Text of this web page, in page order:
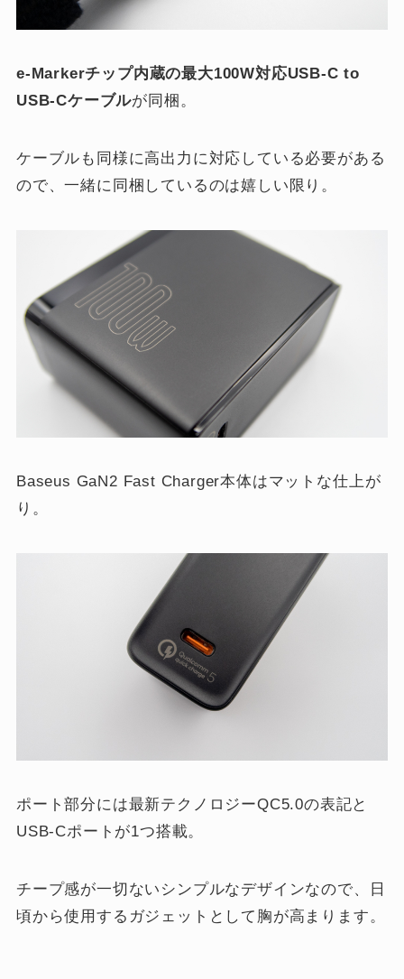
e-Markerチップ内蔵の最大100W対応USB-C to
USB-Cケーブルが同梱。
ケーブルも同様に高出力に対応している必要がある
ので、一緒に同梱しているのは嬉しい限り。
Baseus GaN2 Fast Charger本体はマットな仕上が
り。
ポート部分には最新テクノロジーQC5.0の表記と
USB-Cポートが1つ搭載。
チープ感が一切ないシンプルなデザインなので、日
頃から使用するガジェットとして胸が高まります。